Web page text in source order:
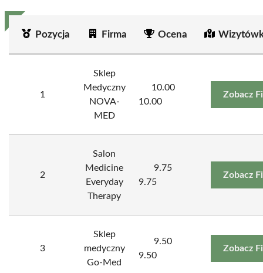
Pozycja Firma Ocena
1
Sklep
Medyczny
NOVA-
MED
10.00
10.00
Zobacz
2
Salon
Medicine
Everyday
Therapy
9.75
9.75
Zobacz
3
Sklep
medyczny
Go-Med
9.50
9.50
Zobacz